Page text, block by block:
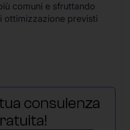
comuni e sfruttando
ottimizzazione previsti
consulenza